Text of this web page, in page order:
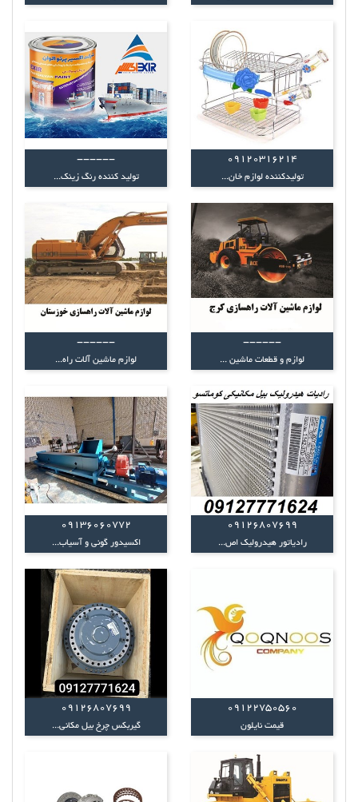
09120316214
توليدکننده لوازم خان...
------
تولید کننده رنگ زینک...
------
لوازم و قطعات ماشین ...
------
لوازم ماشین آلات راه...
09126807699
رادیاتور هیدرولیک اص...
09136060772
اکسیدور گونی و آسیاب...
09122750560
قیمت نایلون
09126807699
گیربکس چرخ بیل مکانی...